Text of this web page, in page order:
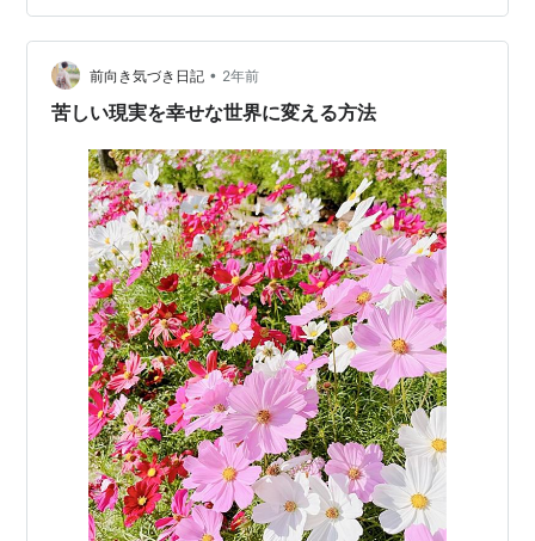
乏感、失う恐れなどから自由になり、 安心感や満ち足り
た気持ちで 毎日を生きら…
前向き気づき日記 • 2年前
苦しい現実を幸せな世界に変える方法